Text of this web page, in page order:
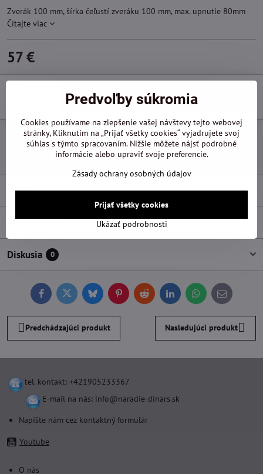
Zverák 100 mm, šírka čeľustí zveráku 100 mm, max. upnutie 80mm
Čítajte viac
57 €
Do košíka
Pridať k Obľúbeným Otázka k produktu
Doručenia
Festa
Popis
Recenzie 0
Diskusia 0
FacebookTwitterBlueskyPinterestReddit LinkedInWhatsApp
E-
mail
Predchádzajúci produkt Nasledujúci produkt
tel. kontakt: +421905233367
E-mail na nás: info@naradie-dinars.sk
Napíšte nám cez kontaktný formulár
Youtube
O nás
Predvoľby súkromia
Cookies používame na zlepšenie vašej návštevy tejto webovej
stránky, Kliknutím na „Prijať všetky cookies“ vyjadrujete svoj
súhlas s týmto spracovaním. Nižšie môžete nájsť podrobné
informácie alebo upraviť svoje preferencie.
Zásady ochrany osobných údajov
Ukázať podrobnosti
Prijať všetky cookies